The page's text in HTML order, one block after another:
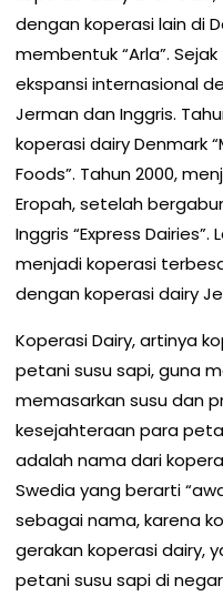
dengan koperasi lain di
membentuk “Arla”.
ekspansi internasional
Jerman dan Inggris.
koperasi dairy Denmark
Foods”. Tahun 2000,
Eropah, setelah
Inggris “Express
menjadi koperasi
dengan koperasi dairy
Koperasi Dairy, artinya
petani susu sapi, guna
memasarkan susu dan
kesejahteraan para
adalah nama dari
Swedia yang berarti
sebagai nama, karena
gerakan koperasi dairy,
petani susu sapi di